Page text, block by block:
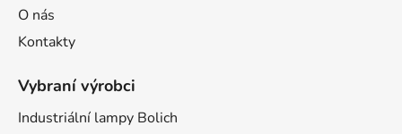
O nás
Kontakty
Vybraní výrobci
Industriální lampy Bolich